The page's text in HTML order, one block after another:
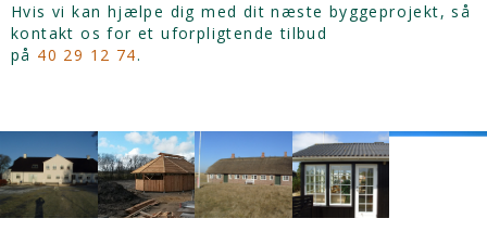
Hvis vi kan hjælpe dig med dit næste byggeprojekt, så
kontakt os for et uforpligtende tilbud
på 40 29 12 74.